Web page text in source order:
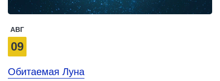
АВГ
09
Обитаемая Луна